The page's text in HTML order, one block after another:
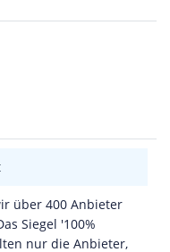
über 400 Anbieter
Siegel '100%
nur die Anbieter,